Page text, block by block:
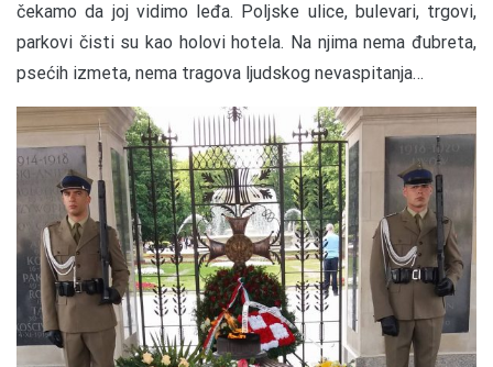
čekamo da joj vidimo leđa. Poljske ulice, bulevari, trgovi,
parkovi čisti su kao holovi hotela. Na njima nema đubreta,
psećih izmeta, nema tragova ljudskog nevaspitanja…